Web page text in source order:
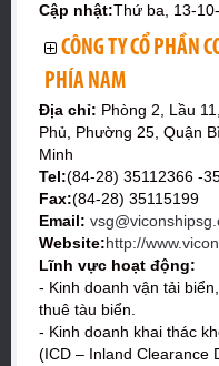
Cập nhật:Thứ ba, 13-
CÔNG TY CỔ PHẦN
PHÍA NAM
Địa chỉ: Phòng 2, Lầu
Phủ, Phường 25, Quận
Minh
Tel:(84-28) 35112366 -
Fax:(84-28) 35115199
Email:
Website:http://
Lĩnh vực hoạt động:
- Kinh doanh vận tải
thuê tàu biển.
- Kinh doanh khai thác
(ICD – Inland Clearance